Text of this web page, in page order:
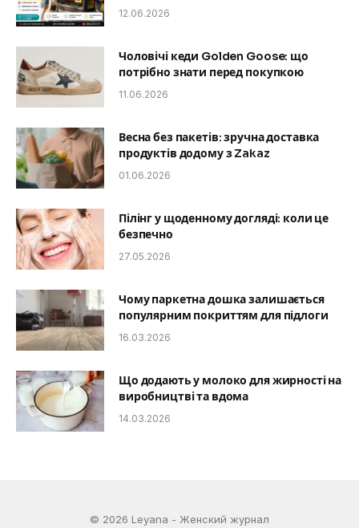
12.06.2026
Чоловічі кеди Golden Goose: що
потрібно знати перед покупкою
11.06.2026
Весна без пакетів: зручна доставка
продуктів додому з Zakaz
01.06.2026
Пілінг у щоденному догляді: коли це
безпечно
27.05.2026
Чому паркетна дошка залишається
популярним покриттям для підлоги
16.03.2026
Що додають у молоко для жирності на
виробництві та вдома
14.03.2026
© 2026 Leyana - Женский журнал